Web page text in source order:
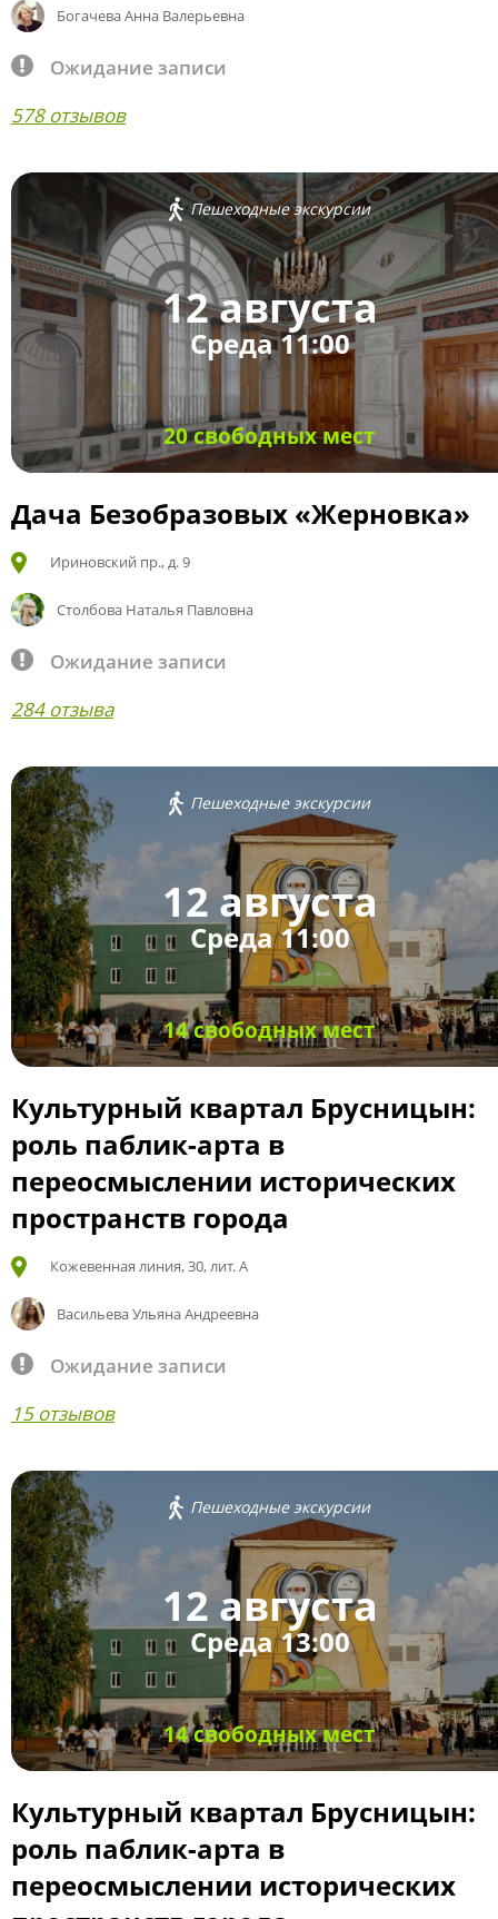
Богачева Анна Валерьевна
Ожидание записи
578 отзывов
Пешеходные экскурсии
12 августа
Среда 11:00
20 свободных мест
Дача Безобразовых «Жерновка»
Ириновский пр., д. 9
Столбова Наталья Павловна
Ожидание записи
284 отзыва
Пешеходные экскурсии
12 августа
Среда 11:00
14 свободных мест
Культурный квартал Брусницын:
роль паблик-арта в
переосмыслении исторических
пространств города
Кожевенная линия, 30, лит. А
Васильева Ульяна Андреевна
Ожидание записи
15 отзывов
Пешеходные экскурсии
12 августа
Среда 13:00
14 свободных мест
Культурный квартал Брусницын:
роль паблик-арта в
переосмыслении исторических